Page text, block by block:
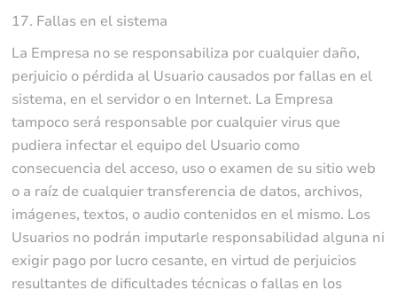
17. Fallas en el sistema
La Empresa no se responsabiliza por cualquier daño,
perjuicio o pérdida al Usuario causados por fallas en el
sistema, en el servidor o en Internet. La Empresa
tampoco será responsable por cualquier virus que
pudiera infectar el equipo del Usuario como
consecuencia del acceso, uso o examen de su sitio web
o a raíz de cualquier transferencia de datos, archivos,
imágenes, textos, o audio contenidos en el mismo. Los
Usuarios no podrán imputarle responsabilidad alguna ni
exigir pago por lucro cesante, en virtud de perjuicios
resultantes de dificultades técnicas o fallas en los